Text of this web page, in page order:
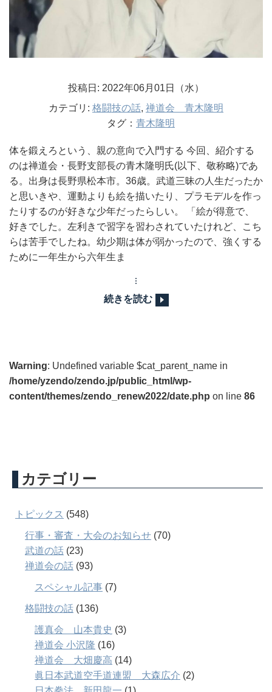
投稿日: 2022年06月01日（水）
カテゴリ: 格闘技の話, 禅道会 青木隆明
タグ： 青木隆明
体を鍛えろという、親の意向で入門する 今回、紹介する
のは禅道会・長野支部長の青木隆明氏(以下、敬称略)であ
る。出身は長野県松本市。36歳。武道三昧の人生だったか
と思いきや、運動よりも絵を描いたり、プラモデルを作っ
たりするのが好きな少年だったらしい。 「絵が得意で、
好きでした。左利きで習字を習わされていたけれど、こち
らは苦手でしたね。幼少期は体が弱かったので、強くする
ために一年生から六年生ま
続きを読む
Warning: Undefined variable $cat_parent_name in
/home/yzendo/zendo.jp/public_html/wp-
content/themes/zendo_renew2022/date.php on line 86
カテゴリー
トピックス (548)
行事・審査・大会のお知らせ (70)
武道の話 (23)
禅道会の話 (93)
スペシャル記事 (7)
格闘技の話 (136)
護真会 山本貴史 (3)
禅道会 小沢隆 (16)
禅道会 大畑慶高 (14)
眞日本武道空手道連盟 大森広介 (2)